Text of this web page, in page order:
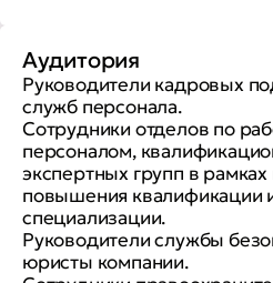
Аудитория
Руководители кадровых
служб персонала.
Сотрудники отделов по
персоналом,
экспертных групп в
повышения квалификации
специализации.
Руководители службы
юристы компании.